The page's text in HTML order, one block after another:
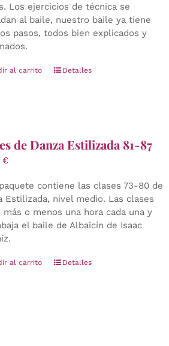
Los ejercicios de técnica se
al baile, nuestro baile ya tiene
pasos, todos bien explicados y
al carrito Detalles
de Danza Estilizada 81-87
€
contiene las clases 73-80 de
Estilizada, nivel medio. Las clases
más o menos una hora cada una y
el baile de Albaicín de Isaac
al carrito Detalles